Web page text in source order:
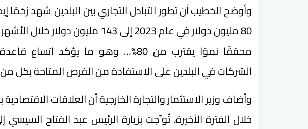
وأوضح الخطيب أن تطور التبادل التجاري بين البلدين شهد زخمًا
محققًا نموًا يقترب من 80%… وهو ما يؤكد
الشركات في البلدين على الاستفادة من الفرص المتاحة بكل
وأضاف وزير الاستثمار والتجارة الخارجية أن العلاقات
خلال الفترة الأخيرة، تُوِّجت بزيارة الرئيس عبد الفتاح